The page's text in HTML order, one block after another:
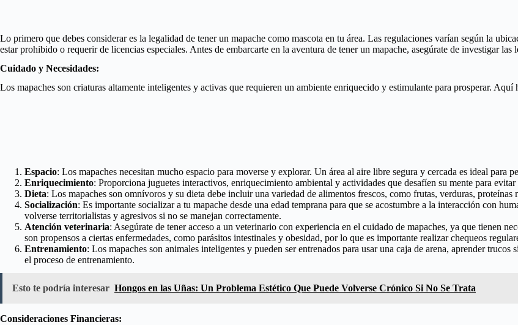
Lo primero que debes considerar es la legalidad de tener un mapache como mascota en tu área. Las regulaciones varían según la
estar prohibido o requerir de licencias especiales. Antes de embarcarte en la aventura de tener un mapache, asegúrate de investigar las
Cuidado y Necesidades:
Los mapaches son criaturas altamente inteligentes y activas que requieren un ambiente enriquecido y estimulante para prosperar. Aquí
Espacio: Los mapaches necesitan mucho espacio para moverse y explorar. Un área al aire libre segura y cercada es ideal para
Enriquecimiento: Proporciona juguetes interactivos, enriquecimiento ambiental y actividades que desafíen su mente para
Dieta: Los mapaches son omnívoros y su dieta debe incluir una variedad de alimentos frescos, como frutas, verduras,
Socialización: Es importante socializar a tu mapache desde una edad temprana para que se acostumbre a la interacción con
volverse territorialistas y agresivos si no se manejan correctamente.
Atención veterinaria: Asegúrate de tener acceso a un veterinario con experiencia en el cuidado de mapaches, ya que tienen
son propensos a ciertas enfermedades, como parásitos intestinales y obesidad, por lo que es importante realizar chequeos
Entrenamiento: Los mapaches son animales inteligentes y pueden ser entrenados para usar una caja de arena, aprender
el proceso de entrenamiento.
Esto te podría interesar Hongos en las Uñas: Un Problema Estético Que Puede Volverse Crónico Si No Se Trata
Consideraciones Financieras: